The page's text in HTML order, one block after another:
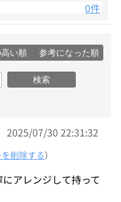
0件
い順 参考になった順
検索
2025/07/30 22:31:32
削除する）
アレンジして持って